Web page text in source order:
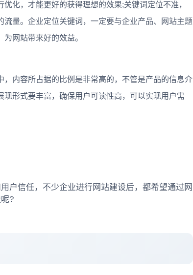
，才能更好的获得理想的效果;关键词定位不准，
量。企业定位关键词，一定要与企业产品、网站主题
网站带来好的效益。
内容所占据的比例是非常高的，不管是产品的信息介
形式要丰富，确保用户可读性高，可以实现用户需
户信任，不少企业进行网站建设后，都希望通过网
?